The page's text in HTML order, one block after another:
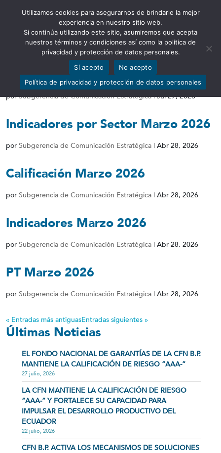
Abrir barra de herramientas
BG Junio 2026
porSubgerencia de Comunicación Estratégica|Jul 27, 2026
Indicadores por Sector Marzo 2026
por Subgerencia de Comunicación Estratégica | Abr 28, 2026
Calificación Marzo 2026
por Subgerencia de Comunicación Estratégica | Abr 28, 2026
Indicadores Marzo 2026
por Subgerencia de Comunicación Estratégica | Abr 28, 2026
PT Marzo 2026
por Subgerencia de Comunicación Estratégica | Abr 28, 2026
« Entradas más antiguasEntradas siguientes »
Últimas Noticias
EL FONDO NACIONAL DE GARANTÍAS DE LA CFN B.P.
MANTIENE LA CALIFICACIÓN DE RIESGO “AAA-”
27 julio, 2026
LA CFN MANTIENE LA CALIFICACIÓN DE RIESGO
“AAA-” Y FORTALECE SU CAPACIDAD PARA
IMPULSAR EL DESARROLLO PRODUCTIVO DEL
ECUADOR
22 julio, 2026
CFN B.P. ACTIVA LOS MECANISMOS DE SOLUCIONES
Utilizamos cookies para asegurarnos de brindarle la mejor
experiencia en nuestro sitio web.
Si continúa utilizando este sitio, asumiremos que acepta
nuestros términos y condiciones así como la política de
privacidad y protección de datos personales.
Sí acepto
No acepto
Política de privacidad y protección de datos personales